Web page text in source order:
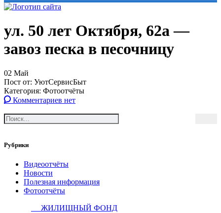
ул. 50 лет Октября, 62а —
завоз песка в песочницу
02 Май
Пост от: УютСервисБыт
Категория: Фотоотчёты
Комментариев нет
Рубрики
Видеоотчёты
Новости
Полезная информация
Фотоотчёты
ЖИЛИЩНЫЙ ФОНД